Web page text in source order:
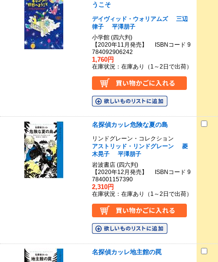
うこそ
デイヴィッド・ウォリアムズ
三辺
律子
平澤朋子
小学館 (四六判)
【2020年11月発売】 ISBNコード 9
784092906242
1,760円
在庫状況：在庫あり（1～2日で出荷）
名探偵カッレ危険な夏の島
リンドグレーン・コレクション
アストリッド・リンドグレーン
菱
木晃子
平澤朋子
岩波書店 (四六判)
【2020年12月発売】 ISBNコード 9
784001157390
2,310円
在庫状況：在庫あり（1～2日で出荷）
名探偵カッレ地主館の罠